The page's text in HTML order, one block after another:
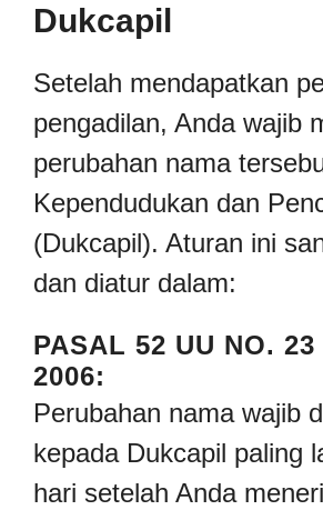
Dukcapil
Setelah mendapatkan
pengadilan, Anda wajib
perubahan nama
Kependudukan dan
(Dukcapil). Aturan ini
dan diatur dalam:
PASAL 52 UU NO. 23
2006:
Perubahan nama wajib
kepada Dukcapil paling
hari setelah Anda